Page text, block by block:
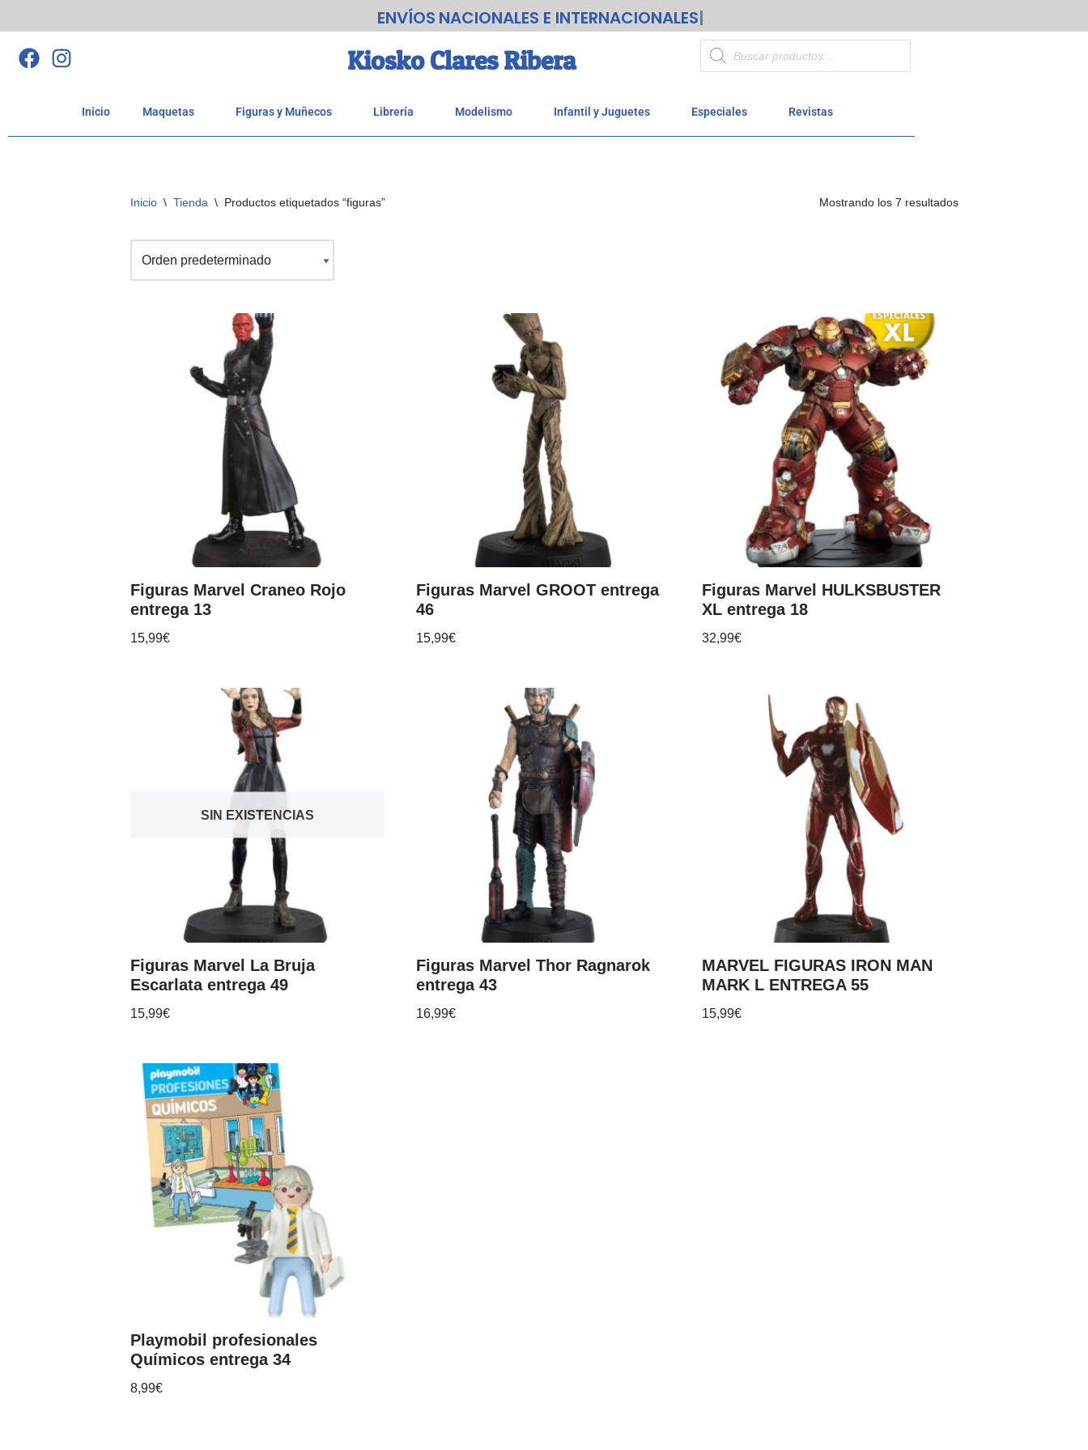
Saltar
al
ENVÍOS NACIONALES E INTERNACIONALES
Kiosko Clares Ribera
Inicio Maquetas Figuras y Muñecos Librería Modelismo Infantil y Juguetes Especiales Revistas
Inicio \ Tienda \ Productos etiquetados “figuras” Mostrando los 7 resultados
Figuras Marvel Craneo Rojo
entrega 13
15,99€
Figuras Marvel GROOT entrega
46
15,99€
Figuras Marvel HULKSBUSTER
XL entrega 18
32,99€
SIN EXISTENCIAS
Figuras Marvel La Bruja
Escarlata entrega 49
15,99€
Figuras Marvel Thor Ragnarok
entrega 43
16,99€
MARVEL FIGURAS IRON MAN
MARK L ENTREGA 55
15,99€
Playmobil profesionales
Químicos entrega 34
8,99€